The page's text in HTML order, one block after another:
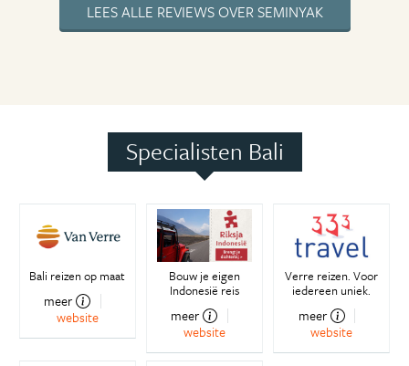
LEES ALLE REVIEWS OVER SEMINYAK
Specialisten Bali
Bali reizen op maat
meer
website
Bouw je eigen
Indonesië reis
meer
website
Verre reizen. Voor
iedereen uniek.
meer
website